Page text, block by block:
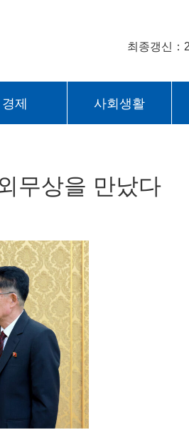
최종갱신：
경제 사회생활
무상을 만났다